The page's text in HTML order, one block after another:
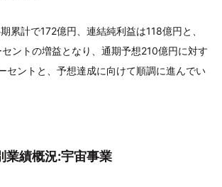
累計で172億円、連結純利益は118億円と、
ントの増益となり、通期予想210億円に対す
セントと、予想達成に向けて順調に進んでい
業績概況:宇宙事業